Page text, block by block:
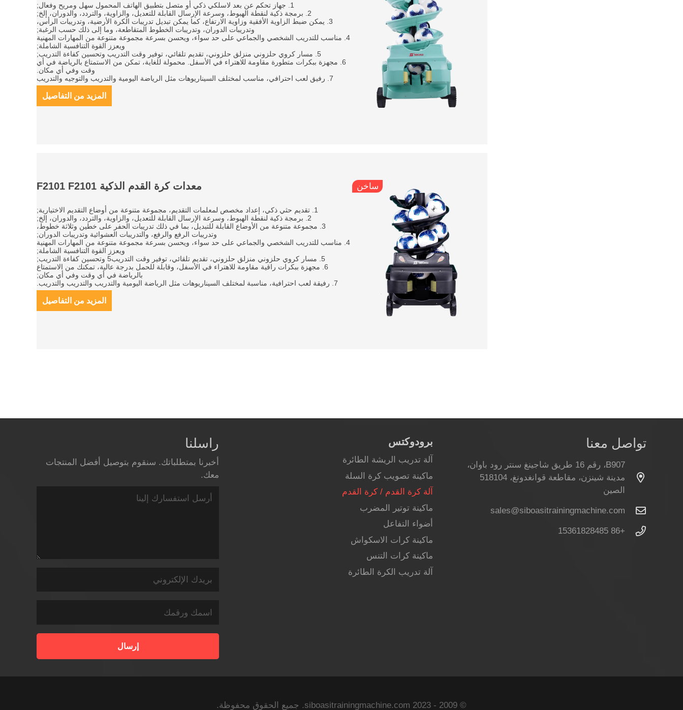
1. جهاز تحكم عن بعد لاسلكي ذكي أو متصل بتطبيق الهاتف المحمول سهل ومريح وفعال;
2. برمجة ذكية لنقطة الهبوط، وسرعة الإرسال القابلة للتعديل، والزاوية، والتردد، والدوران، إلخ;
3. يمكن ضبط الزاوية الأفقية وزاوية الارتفاع، كما يمكن تبديل تدريبات الكرة الأرضية، وتدريبات الرأس،
وتدريبات الدوران، وتدريبات الخطوط المتقاطعة، وما إلى ذلك حسب الرغبة;
4. مناسب للتدريب الشخصي والجماعي على حد سواء، ويحسن بسرعة مجموعة متنوعة من المهارات المهنية
ويعزز القوة التنافسية الشاملة;
5. مسار كروي حلزوني منزلق حلزوني، تقديم تلقائي، توفير وقت التدريب وتحسين كفاءة التدريب;
6. مجهزة ببكرات متطورة مقاومة للاهتراء في الأسفل. محمولة للغاية، تمكن من الاستمتاع بالرياضة في أي
وقت وفي أي مكان.
7. رفيق لعب احترافي، مناسب لمختلف السيناريوهات مثل الرياضة اليومية والتدريب والتوجيه والتدريب
المزيد من التفاصيل
ساخن معدات كرة القدم الذكية F2101 F2101
1. تقديم حثي ذكي، إعداد مخصص لمعلمات التقديم، مجموعة متنوعة من أوضاع التقديم الاختيارية;
2. برمجة ذكية لنقطة الهبوط، وسرعة الإرسال القابلة للتعديل، والزاوية، والتردد، والدوران، إلخ;
3. مجموعة متنوعة من الأوضاع القابلة للتبديل، بما في ذلك تدريبات الحفر على خطين وثلاثة خطوط،
وتدريبات الرفع والرفع، والتدريبات العشوائية وتدريبات الدوران;
4. مناسب للتدريب الشخصي والجماعي على حد سواء، ويحسن بسرعة مجموعة متنوعة من المهارات المهنية
ويعزز القوة التنافسية الشاملة;
5. مسار كروي حلزوني منزلق حلزوني، تقديم تلقائي، توفير وقت التدريب5 وتحسين كفاءة التدريب;
6. مجهزة ببكرات راقية مقاومة للاهتراء في الأسفل، وقابلة للحمل بدرجة عالية، تمكنك من الاستمتاع
بالرياضة في أي وقت وفي أي مكان;
7. رفيقة لعب احترافية، مناسبة لمختلف السيناريوهات مثل الرياضة اليومية والتدريب والتدريب والتدريب.
المزيد من التفاصيل
تواصل معنا
B907، رقم 16 طريق شاجينغ سنتر رود باوان،
مدينة شينزن، مقاطعة قوانغدونغ، 518104
الصين
sales@siboasitrainingmachine.com
+86 15361828485
برودوكتس
آلة تدريب الريشة الطائرة
ماكينة تصويب كرة السلة
آلة كرة القدم / كرة القدم
ماكينة توتير المضرب
أضواء التفاعل
ماكينة كرات الاسكواش
ماكينة كرات التنس
آلة تدريب الكرة الطائرة
راسلنا
أخبرنا بمتطلباتك. سنقوم بتوصيل أفضل المنتجات
معك.
إرسال
© 2009 - 2023 siboasitrainingmachine.com. جميع الحقوق محفوظة.